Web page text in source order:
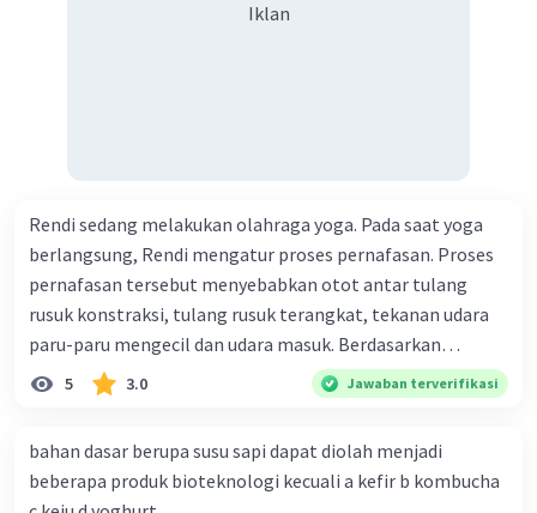
Iklan
Rendi sedang melakukan olahraga yoga. Pada saat yoga
berlangsung, Rendi mengatur proses pernafasan. Proses
pernafasan tersebut menyebabkan otot antar tulang
rusuk konstraksi, tulang rusuk terangkat, tekanan udara
paru-paru mengecil dan udara masuk. Berdasarkan
informasi tersebut, dapat disimpulkan bahwa Rendi
sedang melakukan proses pernafasan....
5 3.0 Jawaban terverifikasi
bahan dasar berupa susu sapi dapat diolah menjadi
beberapa produk bioteknologi kecuali a kefir b kombucha